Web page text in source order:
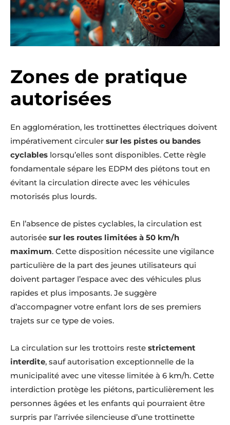
Zones de pratique
autorisées
En agglomération, les trottinettes électriques doivent
impérativement circuler sur les pistes ou bandes
cyclables lorsqu’elles sont disponibles. Cette règle
fondamentale sépare les EDPM des piétons tout en
évitant la circulation directe avec les véhicules
motorisés plus lourds.
En l’absence de pistes cyclables, la circulation est
autorisée sur les routes limitées à 50 km/h
maximum. Cette disposition nécessite une vigilance
particulière de la part des jeunes utilisateurs qui
doivent partager l’espace avec des véhicules plus
rapides et plus imposants. Je suggère
d’accompagner votre enfant lors de ses premiers
trajets sur ce type de voies.
La circulation sur les trottoirs reste strictement
interdite, sauf autorisation exceptionnelle de la
municipalité avec une vitesse limitée à 6 km/h. Cette
interdiction protège les piétons, particulièrement les
personnes âgées et les enfants qui pourraient être
surpris par l’arrivée silencieuse d’une trottinette